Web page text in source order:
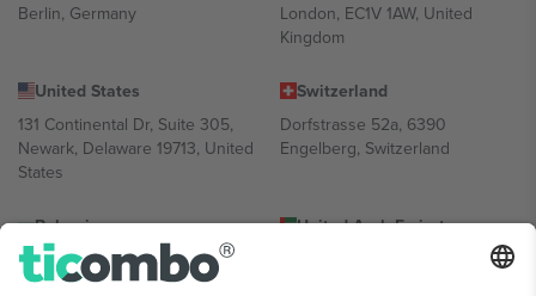
Berlin, Germany
London, EC1V 1AW, United
Kingdom
United States
131 Continental Dr, Suite 305,
Newark, Delaware 19713, United
States
Switzerland
Dorfstrasse 52a, 6390
Engelberg, Switzerland
Bulgaria
Regus Sofia City West, bul
Totleben 53-55, 1606 Sofia,
United Arab Emirates
UAE Dubai Silicon Oasis, DDP